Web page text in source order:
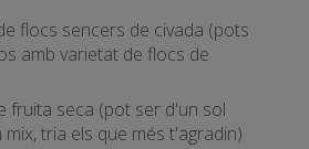
flocs sencers de civada (pots
amb varietat de flocs de
fruita seca (pot ser d'un sol
tria els que més t'agradin)